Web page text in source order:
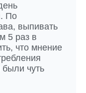
По
выпивать
5 раз в
что мнение
были чуть